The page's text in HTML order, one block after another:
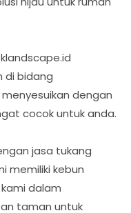
di bidang
dengan
cocok untuk anda.
jasa tukang
memiliki kebun
dalam
taman untuk